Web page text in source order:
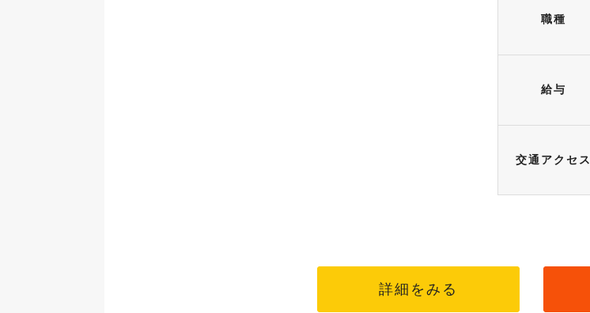
職種
給与
交通アクセス
詳細をみる